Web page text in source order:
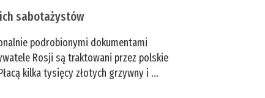
sabotażystów
podrobionymi dokumentami
Rosji są traktowani przez polskie
kilka tysięcy złotych grzywny i ...